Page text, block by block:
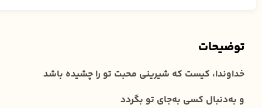
توضیحات
خداوندا، کیست که شیرینی محبت تو را چشیده باشد
و به‌دنبال کسی به‌جای تو بگردد